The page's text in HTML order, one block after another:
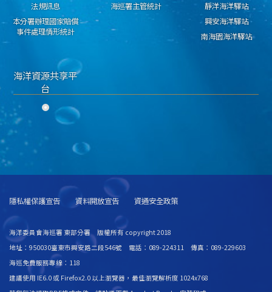
法規訊息
本分署辦理國家賠償
事件處理情形統計
海巡署主管統計
靜洋海洋驛站
興安海洋驛站
南海園海洋驛站
海洋資源共享平
台
隱私權保護宣告 資料開放宣告 資通安全政策
海洋委員會海巡署 東部分署 版權所有 copyright 2018
地址：950030臺東市興安路二段546號 電話：089-224311 傳真：089-229603
海巡免費服務專線：118
建議使用 IE6.0 或 Firefox2.0 以上瀏覽器，最佳瀏覽解析度 1024x768